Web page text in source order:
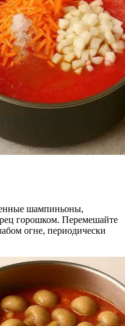
шампиньоны,
горошком. Перемешайте
огне, периодически